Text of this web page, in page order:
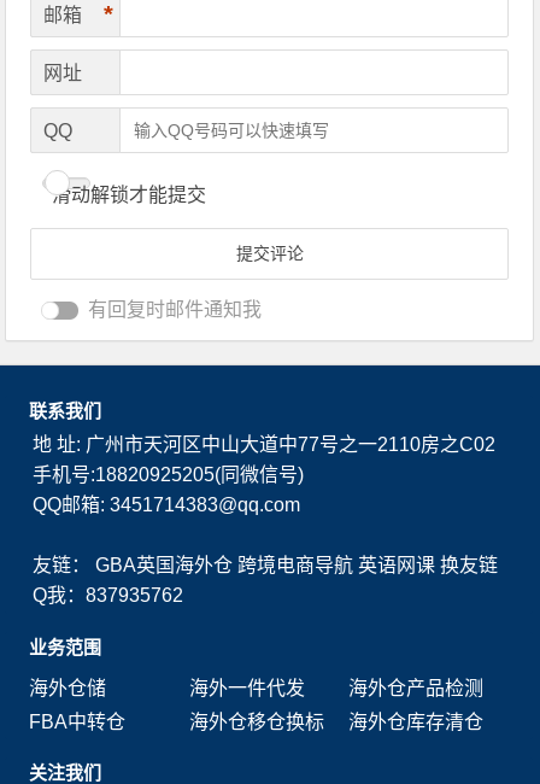
邮箱 *
网址
QQ
滑动解锁才能提交
有回复时邮件通知我
联系我们
地 址: 广州市天河区中山大道中77号之一2110房之C02
手机号:18820925205(同微信号)
QQ邮箱: 3451714383@qq.com
友链：GBA英国海外仓 跨境电商导航 英语网课 换友链
Q我：837935762
业务范围
海外仓储
海外一件代发
海外仓产品检测
FBA中转仓
海外仓移仓换标 海外仓库存清仓
关注我们